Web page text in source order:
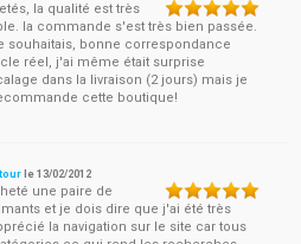
la qualité est très
la commande s'est très bien passée.
souhaitais, bonne correspondance
réel, j'ai même était surprise
dans la livraison (2 jours) mais je
cette boutique!
le13/02/2012
une paire de
et je dois dire que j'ai été très
la navigation sur le site car tous